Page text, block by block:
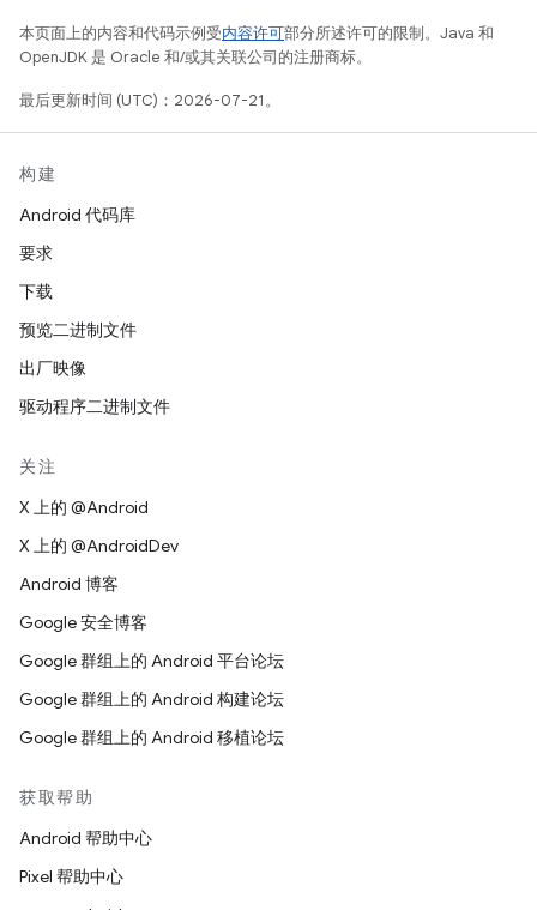
本页面上的内容和代码示例受内容许可部分所述许可的限制。Java 和
OpenJDK 是 Oracle 和/或其关联公司的注册商标。
最后更新时间 (UTC)：2026-07-21。
构建
Android 代码库
要求
下载
预览二进制文件
出厂映像
驱动程序二进制文件
关注
X 上的 @Android
X 上的 @AndroidDev
Android 博客
Google 安全博客
Google 群组上的 Android 平台论坛
Google 群组上的 Android 构建论坛
Google 群组上的 Android 移植论坛
获取帮助
Android 帮助中心
Pixel 帮助中心